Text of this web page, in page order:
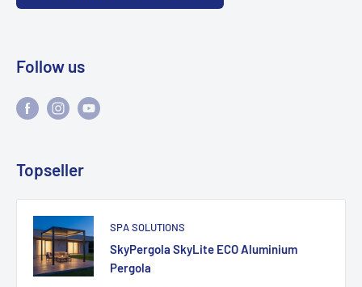
Follow us
Topseller
SPA SOLUTIONS
SkyPergola SkyLite ECO Aluminium
Pergola